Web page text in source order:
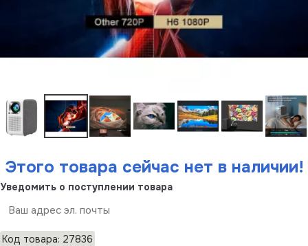
Этого товара сейчас нет в наличии!
Уведомить о поступлении товара
Код товара: 27836